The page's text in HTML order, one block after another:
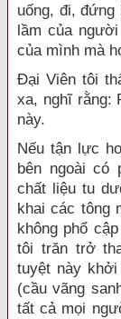
uống, đi,
lầm của
của mình mà
Đại Viên tôi
xa, nghĩ rằng:
này.
Nếu tận lực
bên ngoài có
chất liệu tu
khai các tông
không phổ
tôi trăn trở
tuyệt này
(cầu vãng
tất cả mọi